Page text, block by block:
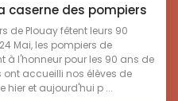
caserne des pompiers
de Plouay fêtent leurs 90
Mai, les pompiers de
à l'honneur pour les 90 ans de
ont accueilli nos élèves de
hier et aujourd'hui p ...